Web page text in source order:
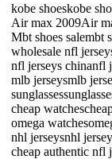
kobe shoeskobe
Air max 2009Air
Mbt shoes salembt
wholesale nfl
nfl jerseys chinanfl
mlb jerseysmlb
cheap
omega
nhl jerseysnhl
cheap authentic nfl